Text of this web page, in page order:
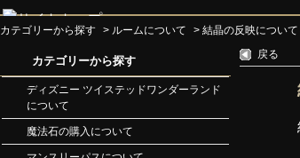
カテゴリーから探す > ルームについて > 結晶の反映について
カテゴリーから探す
ディズニー ツイステッドワンダーランド
について
魔法石の購入について
戻る